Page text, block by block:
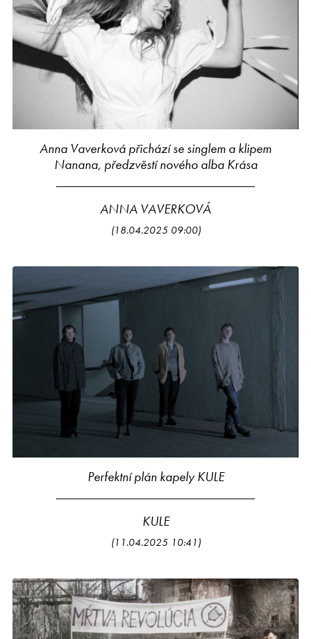
Anna Vaverková přichází se singlem a klipem
Nanana, předzvěstí nového alba Krása
ANNA VAVERKOVÁ
(18.04.2025 09:00)
Perfektní plán kapely KULE
KULE
(11.04.2025 10:41)